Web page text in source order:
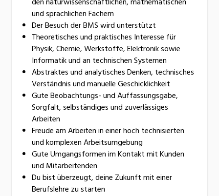
und sprachlichen Fächern
Der Besuch der BMS wird unterstützt
Theoretisches und praktisches Interesse für
Physik, Chemie, Werkstoffe, Elektronik sowie
Informatik und an technischen Systemen
Abstraktes und analytisches Denken, technisches
Verständnis und manuelle Geschicklichkeit
Gute Beobachtungs- und Auffassungsgabe,
Sorgfalt, selbständiges und zuverlässiges
Arbeiten
Freude am Arbeiten in einer hoch technisierten
und komplexen Arbeitsumgebung
Gute Umgangsformen im Kontakt mit Kunden
und Mitarbeitenden
Du bist überzeugt, deine Zukunft mit einer
Berufslehre zu starten